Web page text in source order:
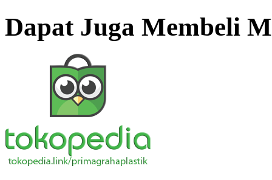
Dapat Juga Membeli